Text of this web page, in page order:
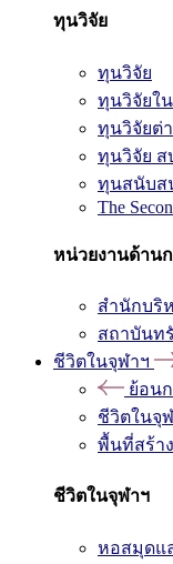
ทุนวิจัย
ทุนวิจัย
ทุนวิจัยใ
ทุนวิจัยต่
ทุนวิจัย ส
ทุนสนับส
The
หน่วยงานด้าน
สำนักบริ
สถาบันท
ชีวิตในจุฬาฯ
ย้อน
ชีวิตในจุ
พื้นที่สร้า
ชีวิตในจุฬาฯ
หอสมุดแ